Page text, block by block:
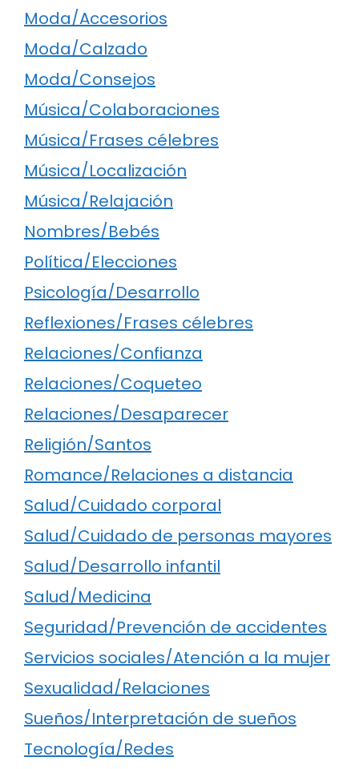
Moda/Accesorios
Moda/Calzado
Moda/Consejos
Música/Colaboraciones
Música/Frases célebres
Música/Localización
Música/Relajación
Nombres/Bebés
Política/Elecciones
Psicología/Desarrollo
Reflexiones/Frases célebres
Relaciones/Confianza
Relaciones/Coqueteo
Relaciones/Desaparecer
Religión/Santos
Romance/Relaciones a distancia
Salud/Cuidado corporal
Salud/Cuidado de personas mayores
Salud/Desarrollo infantil
Salud/Medicina
Seguridad/Prevención de accidentes
Servicios sociales/Atención a la mujer
Sexualidad/Relaciones
Sueños/Interpretación de sueños
Tecnología/Redes